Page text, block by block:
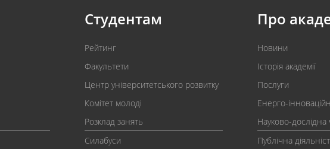
Студентам
Рейтинг
Факультети
Центр університетського розвитку
Комітет молоді
Розклад занять
Силабуси
Про
Новини
Історія академії
Послуги
Енерго-
Науково-дослідна
Публічна